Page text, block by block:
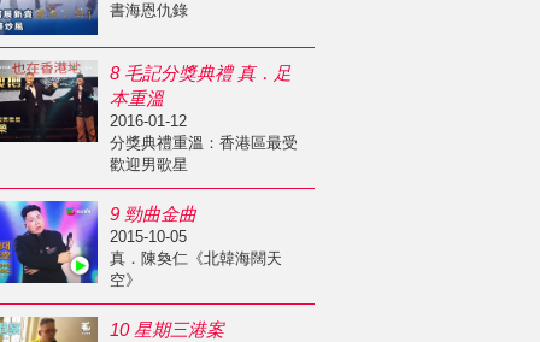
書海恩仇錄
8 毛記分獎典禮 真．足
本重溫
2016-01-12
分獎典禮重溫：香港區最受
歡迎男歌星
9 勁曲金曲
2015-10-05
真．陳奐仁《北韓海闊天
空》
10 星期三港案